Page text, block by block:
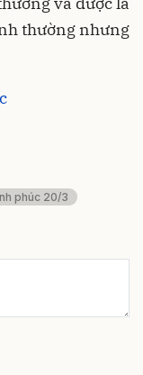
thường nhưng
phúc 20/3